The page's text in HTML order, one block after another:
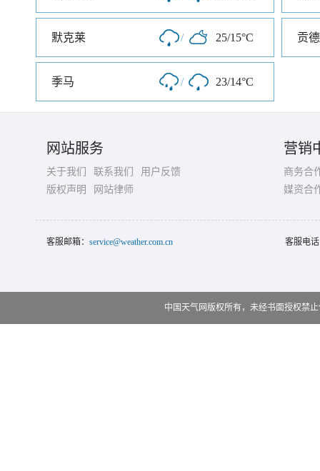
默克莱 / 25/15°C 贡
季马 / 23/14°C
网站服务
关于我们 联系我们
用户反馈
版权声明
网站律师
营销
商务合
媒资合
客服邮箱： service@weather.com.cn 客服电
中国天气网版权所有，未经书面授权